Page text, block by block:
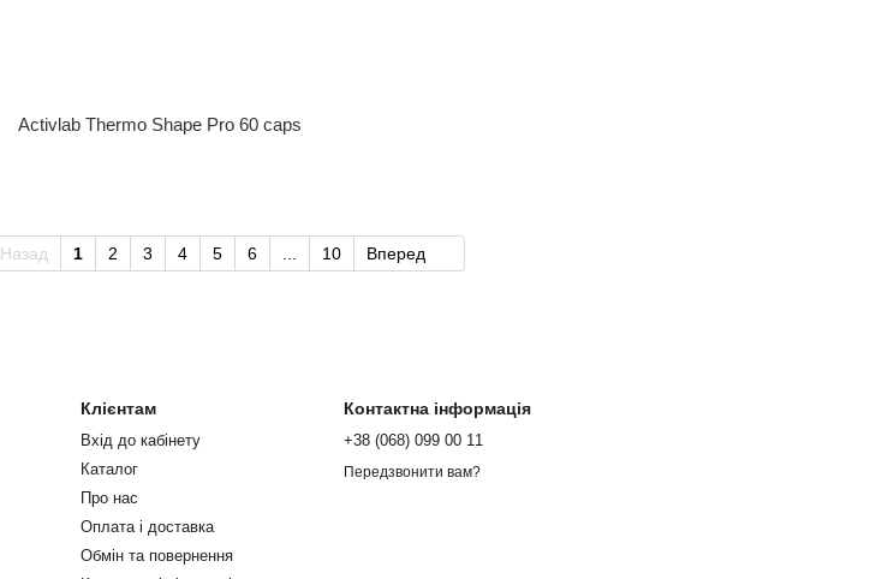
Activlab Thermo Shape Pro 60 caps
Назад 1 2 3 4 5 6 10 Вперед
Клієнтам
Вхід до кабінету
Каталог
Про нас
Оплата і доставка
Обмін та повернення
Контактна інформація
+38 (068) 099 00 11
Передзвонити вам?